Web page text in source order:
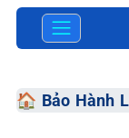
SỬA
Tốc Độ Tối Đa
🏠 Bảo Hành